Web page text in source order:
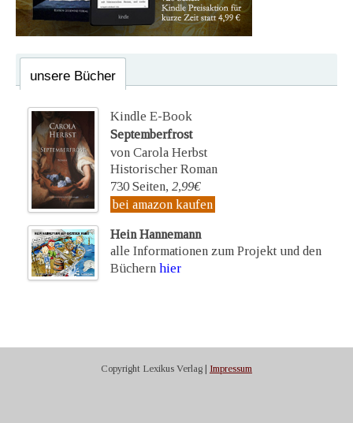
unsere Bücher
Kindle E-Book
Septemberfrost
von Carola Herbst
Historischer Roman
730 Seiten, 2,99€
bei amazon kaufen
Hein Hannemann
alle Informationen zum Projekt und den
Büchern hier
Copyright Lexikus Verlag | Impressum